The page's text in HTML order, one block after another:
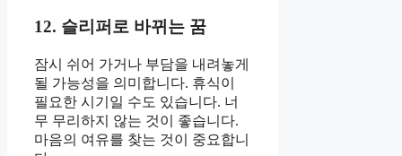
12. 슬리퍼로 바뀌는 꿈
잠시 쉬어 가거나 부담을 내려놓게
될 가능성을 의미합니다. 휴식이
필요한 시기일 수도 있습니다. 너
무 무리하지 않는 것이 좋습니다.
마음의 여유를 찾는 것이 중요합니